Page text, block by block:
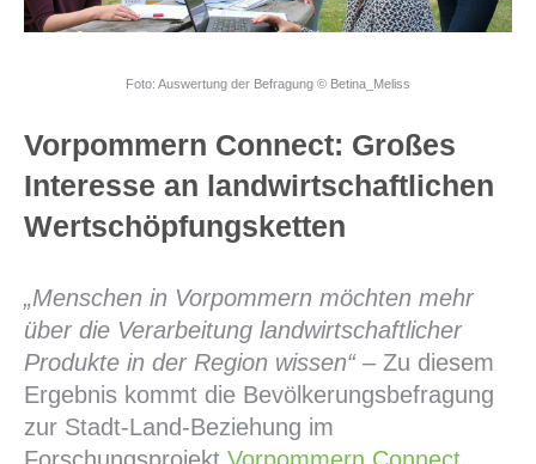
Foto: Auswertung der Befragung © Betina_Meliss
Vorpommern Connect: Großes
Interesse an landwirtschaftlichen
Wertschöpfungsketten
„Menschen in Vorpommern möchten mehr
über die Verarbeitung landwirtschaftlicher
Produkte in der Region wissen“– Zu diesem
Ergebnis kommt die Bevölkerungsbefragung
zur Stadt-Land-Beziehung im